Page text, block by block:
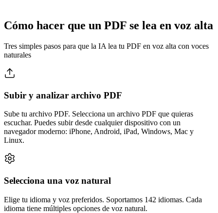
Cómo hacer que un PDF se lea en voz alta
Tres simples pasos para que la IA lea tu PDF en voz alta con voces
naturales
Subir y analizar archivo PDF
Sube tu archivo PDF. Selecciona un archivo PDF que quieras
escuchar. Puedes subir desde cualquier dispositivo con un
navegador moderno: iPhone, Android, iPad, Windows, Mac y
Linux.
Selecciona una voz natural
Elige tu idioma y voz preferidos. Soportamos 142 idiomas. Cada
idioma tiene múltiples opciones de voz natural.